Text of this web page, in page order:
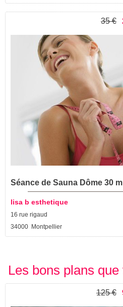
35 €
Séance de Sauna Dôme 30
lisa b esthetique
16 rue rigaud
34000 Montpellier
Les bons plans
125 €